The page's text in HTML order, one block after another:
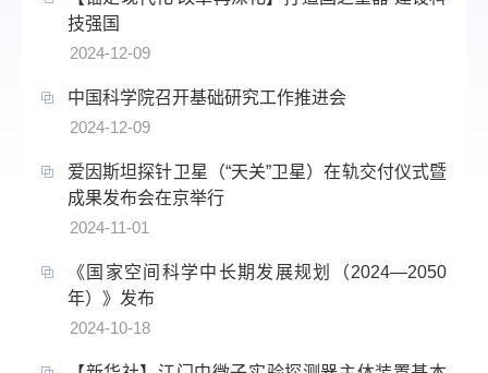
技强国
2024-12-09
中国科学院召开基础研究工作推进会
2024-12-09
爱因斯坦探针卫星（“天关”卫星）在轨交付仪式暨
成果发布会在京举行
2024-11-01
《国家空间科学中长期发展规划（2024—2050
年）》发布
2024-10-18